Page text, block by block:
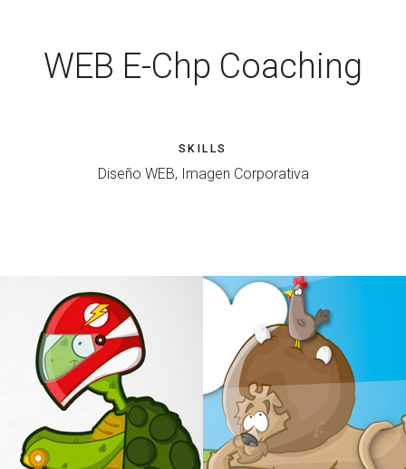
WEB E-Chp Coaching
SKILLS
Diseño WEB, Imagen Corporativa